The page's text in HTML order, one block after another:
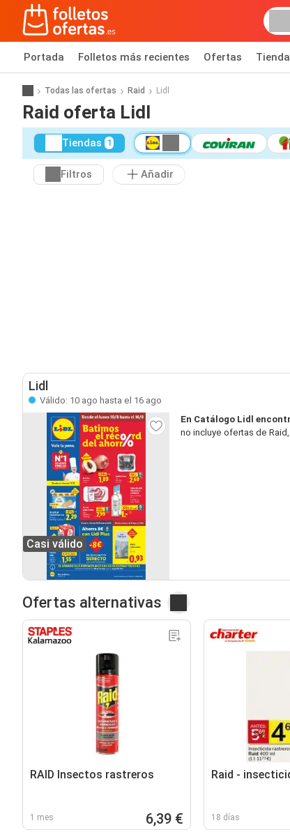
Portada Folletos más recientes Ofertas
Todas las ofertas Raid Lidl
Raid oferta Lidl
Tiendas 1
Filtros Añadir
Lidl
Válido: 10 ago hasta el 16 ago
Casi válido
En Catálogo Lidl
no incluye ofertas de
Ofertas alternativas
RAID Insectos rastreros
1 mes 6,39 €
Raid -
18 días